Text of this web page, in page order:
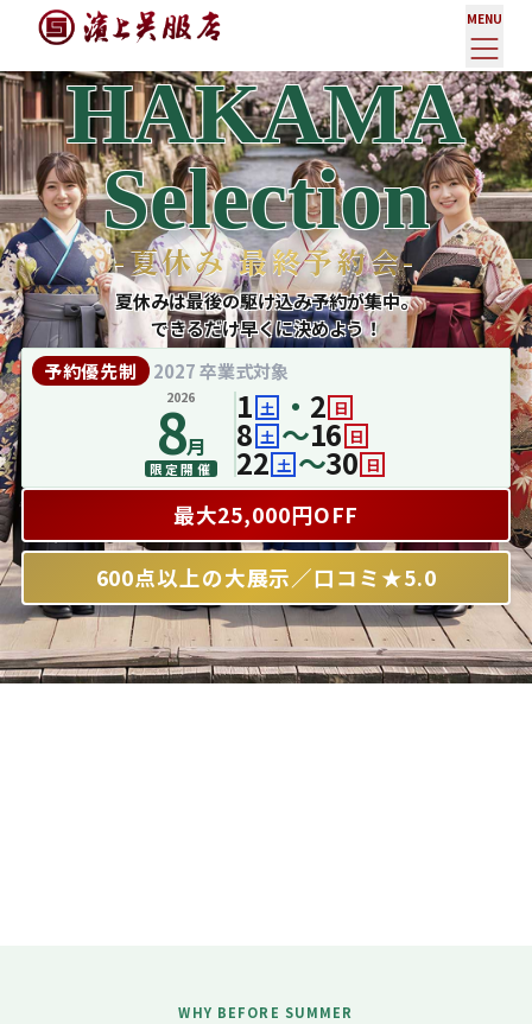
MENU
HAKAMA
Selection
-夏休み 最終予約会-
夏休みは最後の駆け込み予約が集中。
できるだけ早くに決めよう！
予約優先制 2027 卒業式対象
2026
8月
限定開催
1 土 ・ 2 日
8 土 〜16 日
22 土 〜30 日
最大25,000円OFF
600点以上の大展示／口コミ★5.0
WHY BEFORE SUMMER